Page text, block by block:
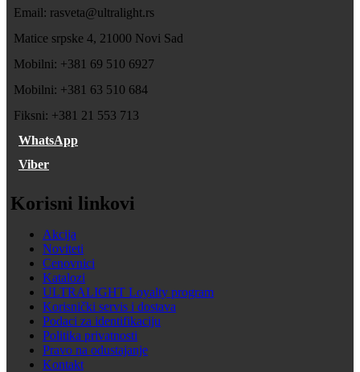
Email: rasveta@ultralight.rs
Matice srpske 4, 21000 Novi Sad
Mobilni: +381 69 510 6927
Mobilni: +381 63 510 684
Fiksni: +381 21 553 713
WhatsApp
Viber
Korisni linkovi
Akcija
Noviteti
Cenovnici
Katalozi
ULTRALIGHT Loyalty program
Korisnički servis i dostava
Podaci za identifikaciju
Politika privatnosti
Pravo na odustajanje
Kontakt